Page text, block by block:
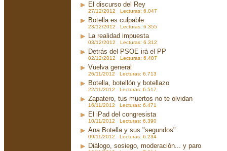
El discurso del Rey
27/12/2012 Lecturas: 6.047
Botella es culpable
23/12/2012 Lecturas: 6.355
La realidad impuesta
03/12/2012 Lecturas: 6.312
Detrás del PSOE irá el PP
02/12/2012 Lecturas: 6.487
Vuelva general
26/11/2012 Lecturas: 6.713
Botella, botellón y botellazo
22/11/2012 Lecturas: 6.517
Zapatero, tus muertos no te olvidan
16/11/2012 Lecturas: 6.471
El iPad del congresista
10/11/2012 Lecturas: 6.390
Ana Botella y sus "segundos"
09/11/2012 Lecturas: 6.234
Diálogo, sosiego, moderación... y paro